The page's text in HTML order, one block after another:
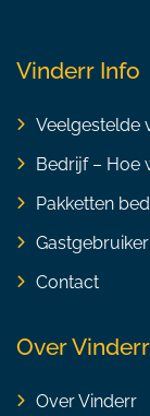
Vinderr Info
Veelgestelde
Bedrijf – Hoe
Pakketten
Contact
Over Vinderr
Over Vinderr